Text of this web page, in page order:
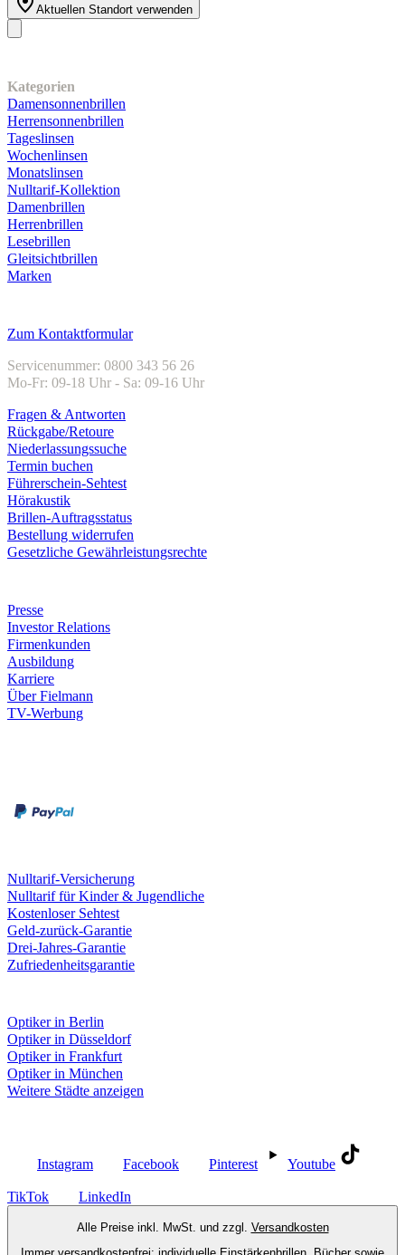
Aktuellen Standort verwenden
Kategorien
Damensonnenbrillen
Herrensonnenbrillen
Tageslinsen
Wochenlinsen
Monatslinsen
Nulltarif-Kollektion
Damenbrillen
Herrenbrillen
Lesebrillen
Gleitsichtbrillen
Marken
Zum Kontaktformular
Servicenummer: 0800 343 56 26
Mo-Fr: 09-18 Uhr - Sa: 09-16 Uhr
Fragen & Antworten
Rückgabe/Retoure
Niederlassungssuche
Termin buchen
Führerschein-Sehtest
Hörakustik
Brillen-Auftragsstatus
Bestellung widerrufen
Gesetzliche Gewährleistungsrechte
Presse
Investor Relations
Firmenkunden
Ausbildung
Karriere
Über Fielmann
TV-Werbung
Nulltarif-Versicherung
Nulltarif für Kinder & Jugendliche
Kostenloser Sehtest
Geld-zurück-Garantie
Drei-Jahres-Garantie
Zufriedenheitsgarantie
Optiker in Berlin
Optiker in Düsseldorf
Optiker in Frankfurt
Optiker in München
Weitere Städte anzeigen
Instagram Facebook Pinterest Youtube
TikTok LinkedIn
Alle Preise inkl. MwSt. und zzgl. Versandkosten